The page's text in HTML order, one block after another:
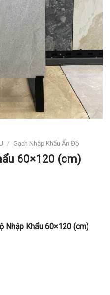
/ Gạch Nhập Khẩu Ấn Độ
60×120 (cm)
Nhập Khẩu 60×120 (cm)